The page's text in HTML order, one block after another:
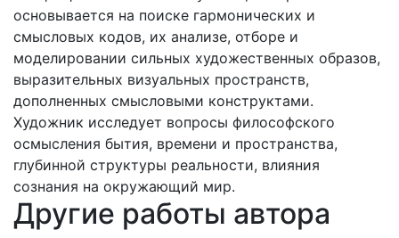
основывается на поиске гармонических и
смысловых кодов, их анализе, отборе и
моделировании сильных художественных образов,
выразительных визуальных пространств,
дополненных смысловыми конструктами.
Художник исследует вопросы философского
осмысления бытия, времени и пространства,
глубинной структуры реальности, влияния
сознания на окружающий мир.
Другие работы автора